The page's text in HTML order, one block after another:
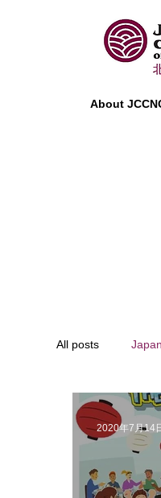
About
All posts
2020年7月14